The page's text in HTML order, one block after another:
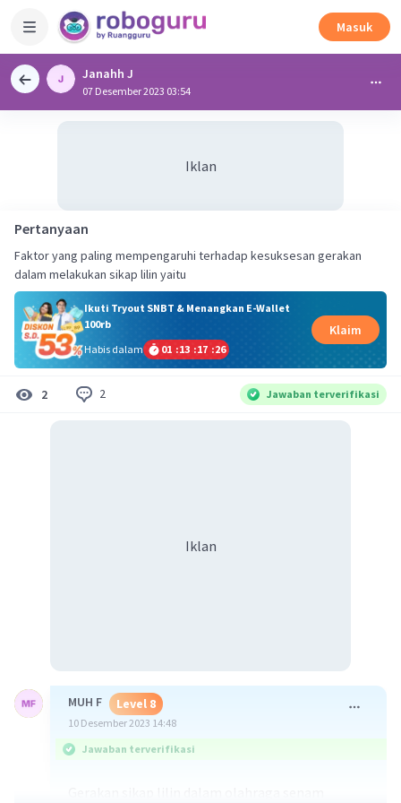
Masuk
Janahh J
07 Desember 2023 03:54
Iklan
Pertanyaan
Faktor yang paling mempengaruhi terhadap kesuksesan gerakan
dalam melakukan sikap lilin yaitu
Ikuti Tryout SNBT & Menangkan E-Wallet
100rb
Habis dalam
01 :13 :17 :26
Klaim
2 2 Jawaban terverifikasi
Iklan
MUH F Level 8
10 Desember 2023 14:48
Jawaban terverifikasi